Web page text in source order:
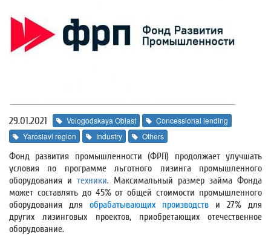
29.01.2021 Vologodskaya Oblast
Concessional lending
Yaroslavl region
Industry Others
Фонд развития промышленности (ФРП) продолжает улучшать
условия по программе льготного лизинга промышленного
оборудования и техники. Максимальный размер займа Фонда
может составлять до 45% от общей стоимости промышленного
оборудования для обрабатывающих производств и 27% для
других лизинговых проектов, приобретающих отечественное
оборудование.